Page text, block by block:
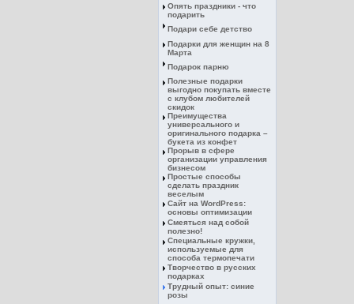
Опять праздники - что
подарить
Подари себе детство
Подарки для женщин на 8
Марта
Подарок парню
Полезные подарки
выгодно покупать вместе
с клубом любителей
скидок
Преимущества
универсального и
оригинального подарка –
букета из конфет
Прорыв в сфере
организации управления
бизнесом
Простые способы
сделать праздник
веселым
Сайт на WordPress:
основы оптимизации
Смеяться над собой
полезно!
Специальные кружки,
используемые для
способа термопечати
Творчество в русских
подарках
Трудный опыт: синие
розы